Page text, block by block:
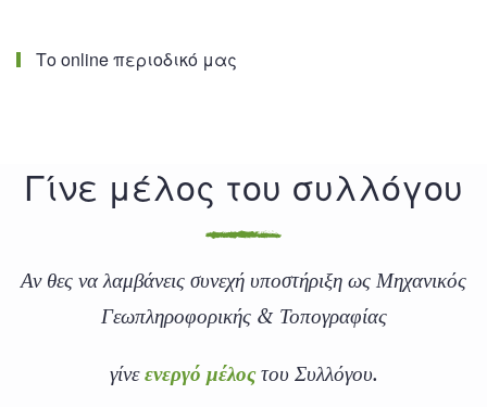
Το online περιοδικό μας
Γίνε μέλος του συλλόγου
Αν θες να λαμβάνεις συνεχή υποστήριξη ως Μηχανικός
Γεωπληροφορικής & Τοπογραφίας
γίνεενεργό μέλοςτου Συλλόγου.